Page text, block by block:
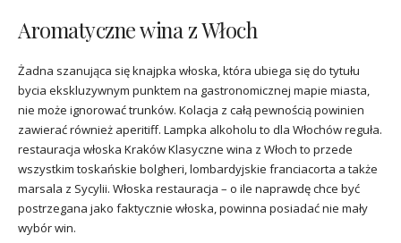
Aromatyczne wina z Włoch
Żadna szanująca się knajpka włoska, która ubiega się do tytułu
bycia ekskluzywnym punktem na gastronomicznej mapie miasta,
nie może ignorować trunków. Kolacja z całą pewnością powinien
zawierać również aperitiff. Lampka alkoholu to dla Włochów reguła.
restauracja włoska Kraków Klasyczne wina z Włoch to przede
wszystkim toskańskie bolgheri, lombardyjskie franciacorta a także
marsala z Sycylii. Włoska restauracja – o ile naprawdę chce być
postrzegana jako faktycznie włoska, powinna posiadać nie mały
wybór win.